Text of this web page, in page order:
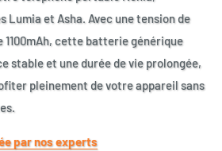
Lumia et Asha. Avec une tension de
1100mAh, cette batterie générique
stable et une durée de vie prolongée,
pleinement de votre appareil sans
par nos experts